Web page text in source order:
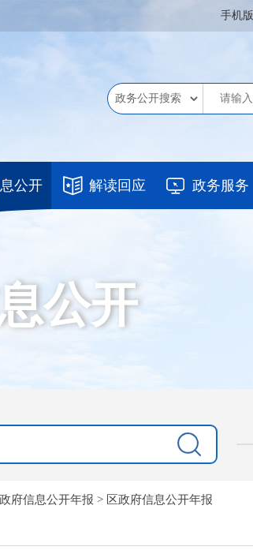
手机版
公开 解读回应 政务服务
公开
政府信息公开年报 > 区政府信息公开年报